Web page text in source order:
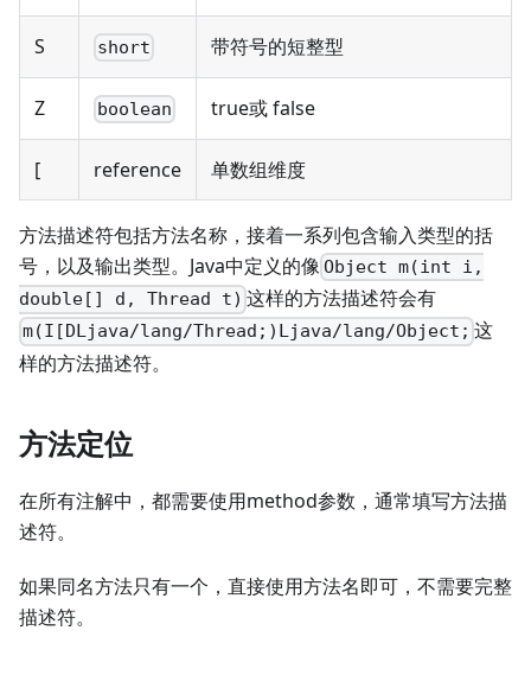
S short 带符号的短整型
Z boolean true或 false
[ reference 单数组维度
方法描述符包括方法名称，接着一系列包含输入类型的括
号，以及输出类型。Java中定义的像 Object m(int i,
double[] d, Thread t) 这样的方法描述符会有
m(I[DLjava/lang/Thread;)Ljava/lang/Object; 这
样的方法描述符。
方法定位
在所有注解中，都需要使用method参数，通常填写方法描
述符。
如果同名方法只有一个，直接使用方法名即可，不需要完整
描述符。